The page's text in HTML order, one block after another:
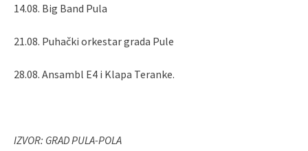
14.08. Big Band Pula
21.08. Puhački orkestar grada Pule
28.08. Ansambl E4 i Klapa Teranke.
IZVOR: GRAD PULA-POLA